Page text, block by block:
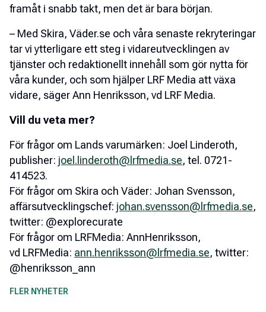
framåt i snabb takt, men det är bara början.
– Med Skira, Väder.se och våra senaste rekryteringar
tar vi ytterligare ett steg i vidareutvecklingen av
tjänster och redaktionellt innehåll som gör nytta för
våra kunder, och som hjälper LRF Media att växa
vidare, säger Ann Henriksson, vd LRF Media.
Vill du veta mer?
För frågor om Lands varumärken: Joel Linderoth,
publisher: joel.linderoth@lrfmedia.se, tel. 0721-
414523.
För frågor om Skira och Väder: Johan Svensson,
affärsutvecklingschef: johan.svensson@lrfmedia.se,
twitter: @explorecurate
För frågor om LRFMedia: AnnHenriksson,
vd LRFMedia: ann.henriksson@lrfmedia.se, twitter:
@henriksson_ann
FLER NYHETER